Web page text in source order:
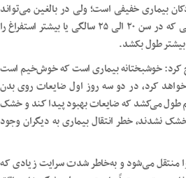
بیماری خفیفی است؛ ولی در بالغین می‌تواند
بیماری شدیدتری ایجاد بکند کسانی که در سن ۲۰ الی ۲۵ سالگی یا بیشتر استفراغ را
بیشتر طول بکشد.
خوشبختانه بیماری است که خوش‌خیم است
خواهد کرد، در دو سه روز اول ضایعات روی بدن
طول می‌کشد که ضایعات بهبود پیدا کند و خشک
نشدند، خطر انتقال بیماری به دیگران وجود
منتقل می‌شود و به‌خاطر شدت سرایت زیادی که